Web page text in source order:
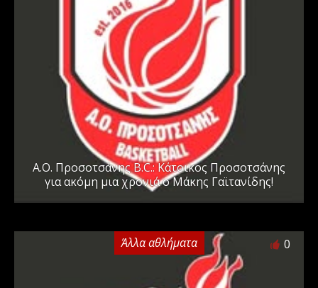
Α.Ο. Προσοτσάνης B.C.: Κάτοικος Προσοτσάνης
για ακόμη μια χρονιά ο Μάκης Γαϊτανίδης!
Άλλα αθλήματα 0